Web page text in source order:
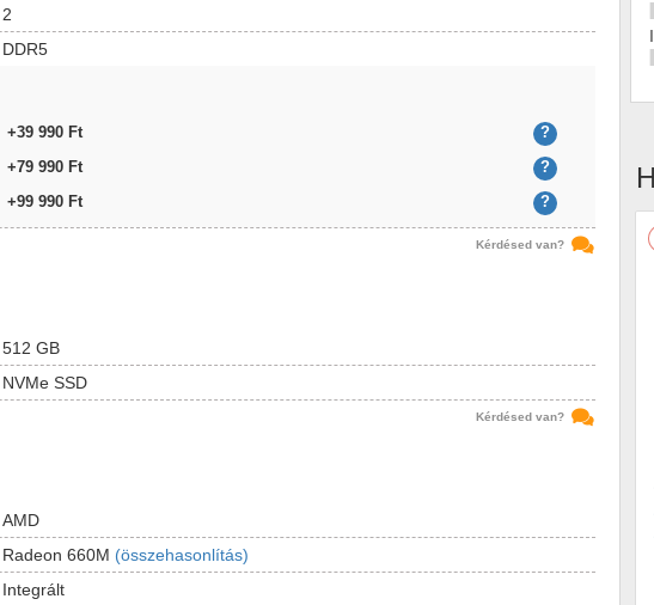
2
DDR5
+39 990 Ft
?
+79 990 Ft
?
+99 990 Ft ?
Kérdésed van?
512 GB
NVMe SSD
Kérdésed van?
AMD
Radeon 660M (összehasonlítás)
Integrált